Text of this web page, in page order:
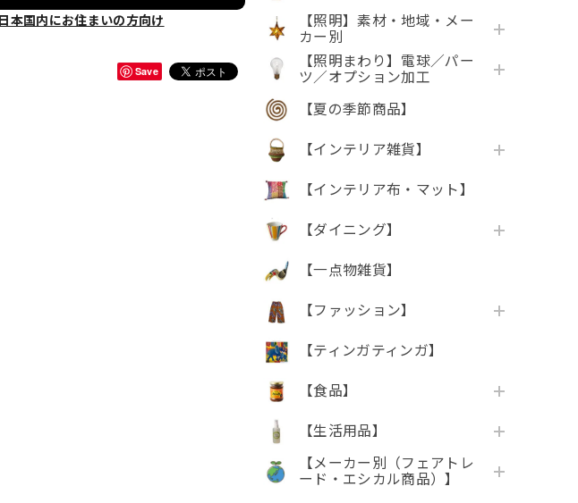
【照明】素材・地域・メー
カー別
【照明まわり】電球／パー
ツ／オプション加工
【夏の季節商品】
【インテリア雑貨】
【インテリア布・マット】
【ダイニング】
【一点物雑貨】
【ファッション】
【ティンガティンガ】
【食品】
【生活用品】
【メーカー別（フェアトレ
ード・エシカル商品）】
日本国内にお住まいの方向け
Save